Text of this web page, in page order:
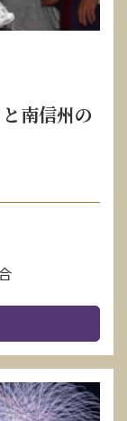
南信州の